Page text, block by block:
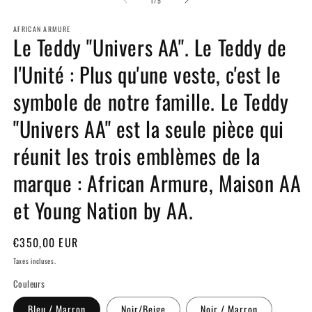
AFRICAN ARMURE
Le Teddy "Univers AA". Le Teddy de
l'Unité : Plus qu'une veste, c'est le
symbole de notre famille. Le Teddy
"Univers AA" est la seule pièce qui
réunit les trois emblèmes de la
marque : African Armure, Maison AA
et Young Nation by AA.
Prix
habituel
€350,00 EUR
Taxes incluses.
Couleurs
Bleu / Marron Noir/Beige Noir / Marron